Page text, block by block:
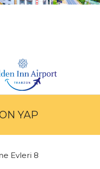
YAP
Evleri 8